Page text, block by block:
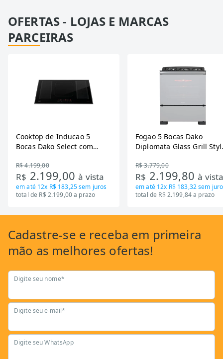
OFERTAS - LOJAS E MARCAS
PARCEIRAS
Cooktop de Inducao 5
Bocas Dako Select com
R$ 4.199,00
R$ 2.199,00à vista
em até 12x R$ 183,25sem juros
total de R$ 2.199,00 a prazo
Fogao 5 Bocas Dako
Diplomata Glass Grill
R$ 3.779,00
R$ 2.199,80à
em até 12x R$ 183,32sem
total de R$ 2.199,84 a prazo
Cadastre-se e receba em primeira
mão as melhores ofertas!
Digite seu nome*
Digite seu e-mail*
Digite seu WhatsApp